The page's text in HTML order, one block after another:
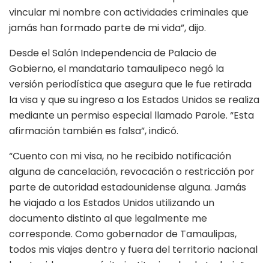
vincular mi nombre con actividades criminales que
jamás han formado parte de mi vida”, dijo.
Desde el Salón Independencia de Palacio de
Gobierno, el mandatario tamaulipeco negó la
versión periodística que asegura que le fue retirada
la visa y que su ingreso a los Estados Unidos se realiza
mediante un permiso especial llamado Parole. “Esta
afirmación también es falsa”, indicó.
“Cuento con mi visa, no he recibido notificación
alguna de cancelación, revocación o restricción por
parte de autoridad estadounidense alguna. Jamás
he viajado a los Estados Unidos utilizando un
documento distinto al que legalmente me
corresponde. Como gobernador de Tamaulipas,
todos mis viajes dentro y fuera del territorio nacional